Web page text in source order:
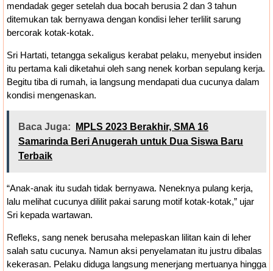
mendadak geger setelah dua bocah berusia 2 dan 3 tahun
ditemukan tak bernyawa dengan kondisi leher terlilit sarung
bercorak kotak-kotak.
Sri Hartati, tetangga sekaligus kerabat pelaku, menyebut insiden
itu pertama kali diketahui oleh sang nenek korban sepulang kerja.
Begitu tiba di rumah, ia langsung mendapati dua cucunya dalam
kondisi mengenaskan.
Baca Juga:
MPLS 2023 Berakhir, SMA 16
Samarinda Beri Anugerah untuk Dua Siswa Baru
Terbaik
“Anak-anak itu sudah tidak bernyawa. Neneknya pulang kerja,
lalu melihat cucunya dililit pakai sarung motif kotak-kotak,” ujar
Sri kepada wartawan.
Refleks, sang nenek berusaha melepaskan lilitan kain di leher
salah satu cucunya. Namun aksi penyelamatan itu justru dibalas
kekerasan. Pelaku diduga langsung menerjang mertuanya hingga